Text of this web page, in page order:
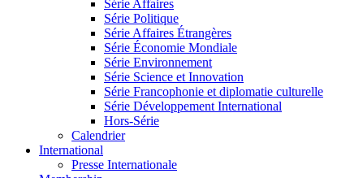
Série Affaires
Série Politique
Série Affaires Étrangères
Série Économie Mondiale
Série Environnement
Série Science et Innovation
Série Francophonie et diplomatie culturelle
Série Développement International
Hors-Série
Calendrier
International
Presse Internationale